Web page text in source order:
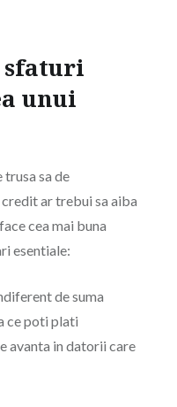
sfaturi
unui
trusa sa de
ar trebui sa aiba
cea mai buna
esentiale:
de suma
ce poti plati
avanta in datorii care